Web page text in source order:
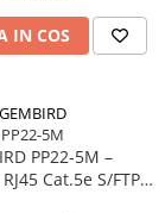
IN COS
GEMBIRD
PP22-5M
PP22‑5M –
Cat.5e S/FTP,